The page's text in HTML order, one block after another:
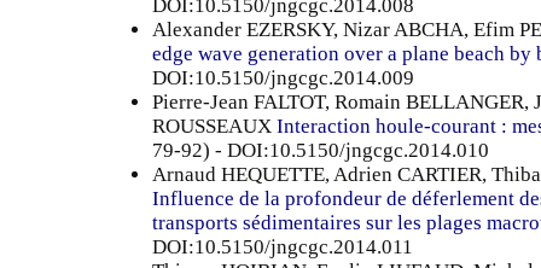
DOI:10.5150/jngcgc.2014.008
Alexander EZERSKY, Nizar ABCHA, Efim
edge wave generation over a plane beach by
DOI:10.5150/jngcgc.2014.009
Pierre-Jean FALTOT, Romain BELLANGER,
ROUSSEAUX Interaction houle-courant :
79-92) - DOI:10.5150/jngcgc.2014.010
Arnaud HEQUETTE, Adrien CARTIER,
Influence de la profondeur de déferlement
transports sédimentaires sur les plages
DOI:10.5150/jngcgc.2014.011